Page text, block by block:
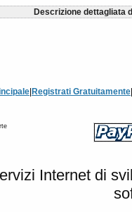
Descrizione dettagliata
Registrati Gratuitamente
Internet di